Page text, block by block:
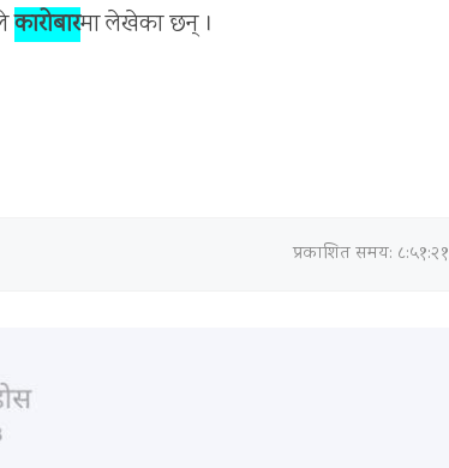
कारोबारमा लेखेका छन् ।
प्रकाशित समय: ८:५१:२१